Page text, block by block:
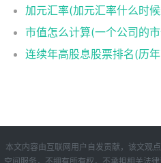
加元汇率(加元汇率什么时
市值怎么计算(一个公司的
连续年高股息股票排名(历
本文内容由互联网用户自发贡献，该文观